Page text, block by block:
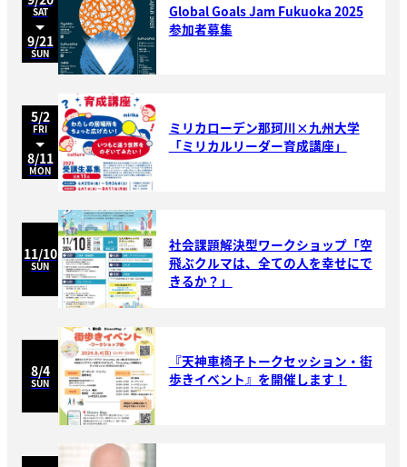
SAT
9/21
SUN
Global Goals Jam Fukuoka 2025
参加者募集
5/2
FRI
8/11
MON
ミリカローデン那珂川×九州大学
「ミリカルリーダー育成講座」
11/10
SUN
社会課題解決型ワークショップ「空
飛ぶクルマは、全ての人を幸せにで
きるか？」
8/4
SUN
『天神車椅子トークセッション・街
歩きイベント』を開催します！